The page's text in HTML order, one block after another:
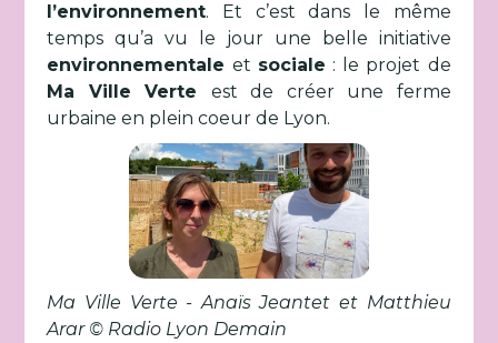
l’environnement. Et c’est dans le même
temps qu’a vu le jour une belle initiative
environnementale et sociale : le projet de
Ma Ville Verte est de créer une ferme
urbaine en plein coeur de Lyon.
Ma Ville Verte - Anaïs Jeantet et Matthieu
Arar © Radio Lyon Demain